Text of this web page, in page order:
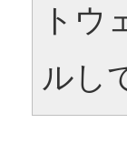
トウ
ルし